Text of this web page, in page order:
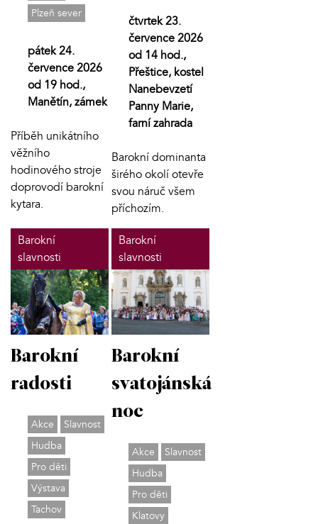
Plzeň sever
pátek 24.
července 2026
od 19 hod.,
Manětín, zámek
Příběh unikátního
věžního
hodinového stroje
doprovodí barokní
kytara.
čtvrtek 23.
července 2026
od 14 hod.,
Přeštice, kostel
Nanebevzetí
Panny Marie,
farní zahrada
Barokní dominanta
širého okolí otevře
svou náruč všem
příchozím.
Barokní
slavnosti
Barokní
radosti
Akce
Slavnost
Hudba
Pro děti
Výstava
Tachov
Barokní
slavnosti
Barokní
svatojánská
noc
Akce
Slavnost
Hudba
Pro děti
Klatovy